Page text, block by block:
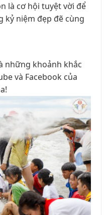
là cơ hội tuyệt vời để
kỷ niệm đẹp đẽ cùng
những khoảnh khắc
và Facebook của